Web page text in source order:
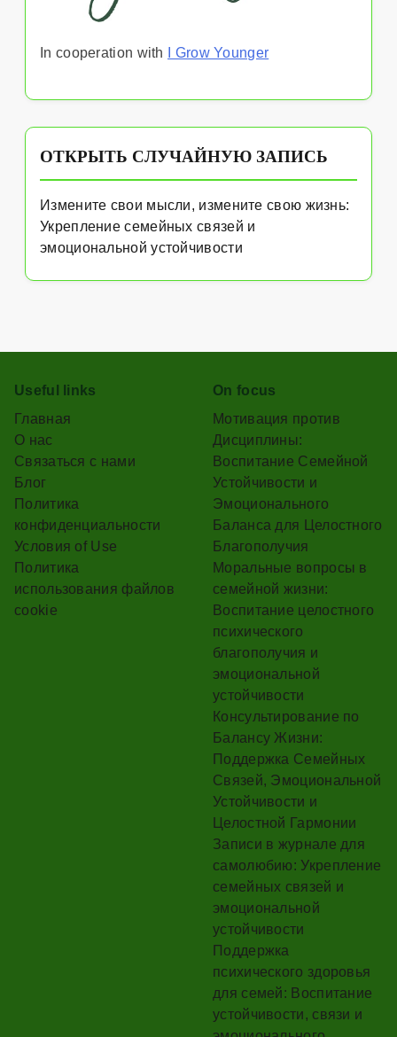
In cooperation with I Grow Younger
ОТКРЫТЬ СЛУЧАЙНУЮ ЗАПИСЬ
Измените свои мысли, измените свою жизнь:
Укрепление семейных связей и
эмоциональной устойчивости
Useful links
Главная
О нас
Связаться с нами
Блог
Политика
конфиденциальности
Условия of Use
Политика
использования файлов
cookie
On focus
Мотивация против
Дисциплины:
Воспитание Семейной
Устойчивости и
Эмоционального
Баланса для Целостного
Благополучия
Моральные вопросы в
семейной жизни:
Воспитание целостного
психического
благополучия и
эмоциональной
устойчивости
Консультирование по
Балансу Жизни:
Поддержка Семейных
Связей, Эмоциональной
Устойчивости и
Целостной Гармонии
Записи в журнале для
самолюбию: Укрепление
семейных связей и
эмоциональной
устойчивости
Поддержка
психического здоровья
для семей: Воспитание
устойчивости, связи и